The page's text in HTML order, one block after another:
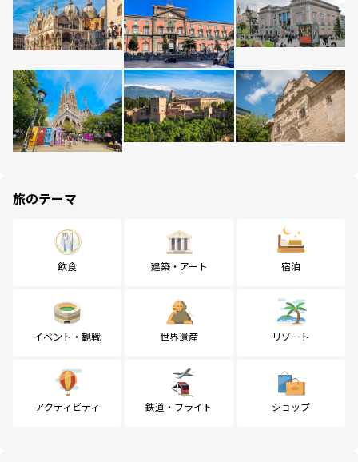
旅のテーマ
飲食 建築・アート 宿泊
イベント・観戦 世界遺産 リゾート
アクティビティ 鉄道・フライト ショップ